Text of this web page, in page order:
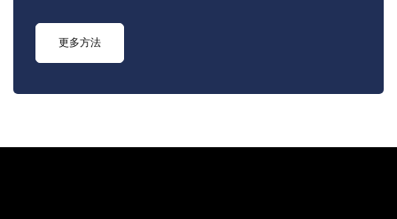
更多方法